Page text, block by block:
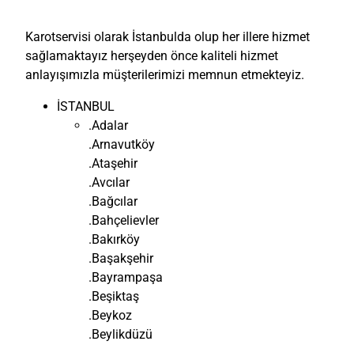
Karotservisi olarak İstanbulda olup her illere hizmet
sağlamaktayız herşeyden önce kaliteli hizmet
anlayışımızla müşterilerimizi memnun etmekteyiz.
İSTANBUL
.Adalar
.Arnavutköy
.Ataşehir
.Avcılar
.Bağcılar
.Bahçelievler
.Bakırköy
.Başakşehir
.Bayrampaşa
.Beşiktaş
.Beykoz
.Beylikdüzü